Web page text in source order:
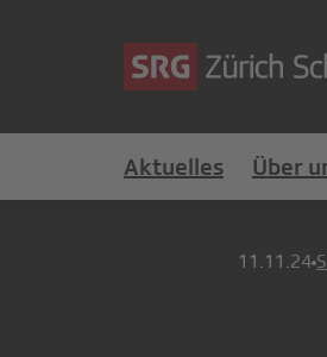
Aktuelles Über
11.11.24